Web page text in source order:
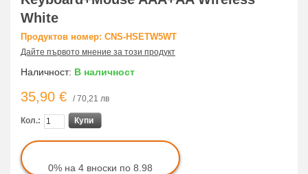
White
Продуктов номер: CNS-HSETW5WT
Дайте първото мнение за този продукт
Наличност: В наличност
35,90 € / 70,21 лв
Кол.: Купи
0% на 4 вноски по 8.98